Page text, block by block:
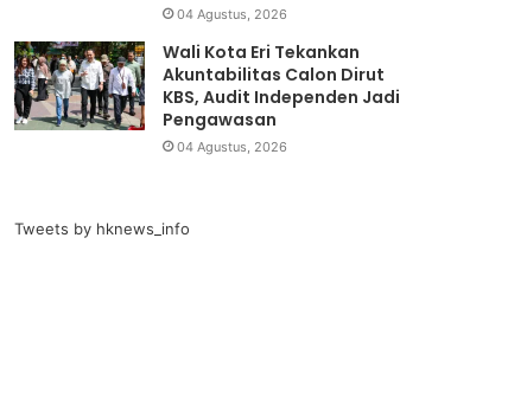
04 Agustus, 2026
Wali Kota Eri Tekankan
Akuntabilitas Calon Dirut
KBS, Audit Independen Jadi
Pengawasan
04 Agustus, 2026
Tweets by hknews_info